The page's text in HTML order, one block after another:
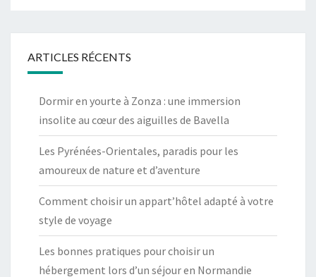
ARTICLES RÉCENTS
Dormir en yourte à Zonza : une immersion
insolite au cœur des aiguilles de Bavella
Les Pyrénées-Orientales, paradis pour les
amoureux de nature et d’aventure
Comment choisir un appart’hôtel adapté à votre
style de voyage
Les bonnes pratiques pour choisir un
hébergement lors d’un séjour en Normandie